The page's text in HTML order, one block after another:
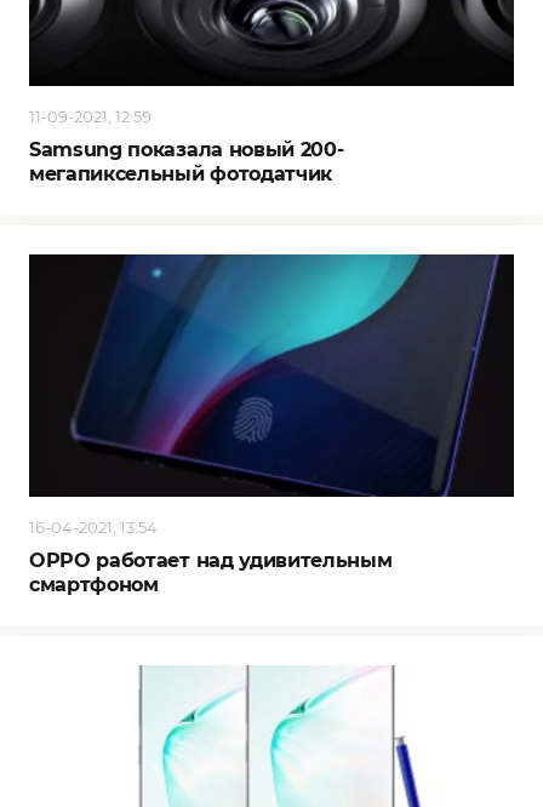
11-09-2021, 12:59
Samsung показала новый 200-
мегапиксельный фотодатчик
16-04-2021, 13:54
OPPO работает над удивительным
смартфоном